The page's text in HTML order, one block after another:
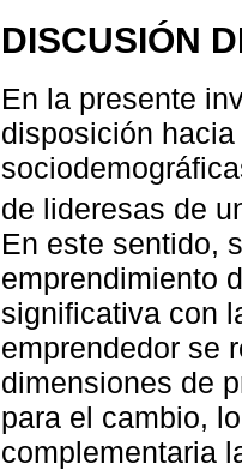
DISCUSIÓN
En la presente
disposición
de lideresas de
En este sentido,
emprendimiento
significativa con
emprendedor se
dimensiones de
para el cambio,
complementaria